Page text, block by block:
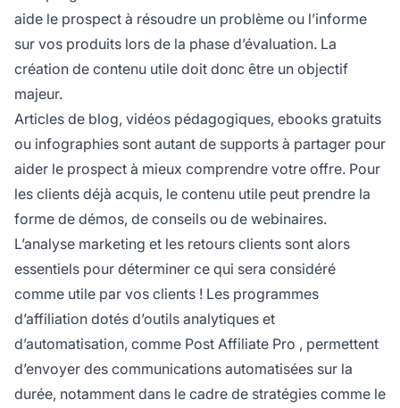
aide le prospect à résoudre un problème ou l’informe
sur vos produits lors de la phase d’évaluation. La
création de contenu utile doit donc être un objectif
majeur.
Articles de blog, vidéos pédagogiques, ebooks gratuits
ou infographies sont autant de supports à partager pour
aider le prospect à mieux comprendre votre offre. Pour
les clients déjà acquis, le contenu utile peut prendre la
forme de démos, de conseils ou de webinaires.
L’analyse marketing et les retours clients sont alors
essentiels pour déterminer ce qui sera considéré
comme utile par vos clients ! Les programmes
d’affiliation dotés d’outils analytiques et
d’automatisation, comme Post Affiliate Pro , permettent
d’envoyer des communications automatisées sur la
durée, notamment dans le cadre de stratégies comme le